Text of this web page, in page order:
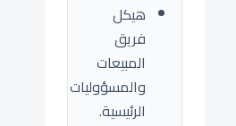
هيكل
فريق
المبيعات
والمسؤوليات
الرئيسية.